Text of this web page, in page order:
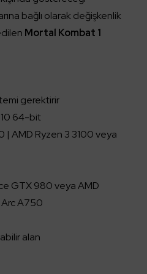
bağlı olarak değişkenlik
Mortal Kombat 1
gerektirir
64-bit
AMD Ryzen 3 3100 veya
GTX 980 veya AMD
A750
alan